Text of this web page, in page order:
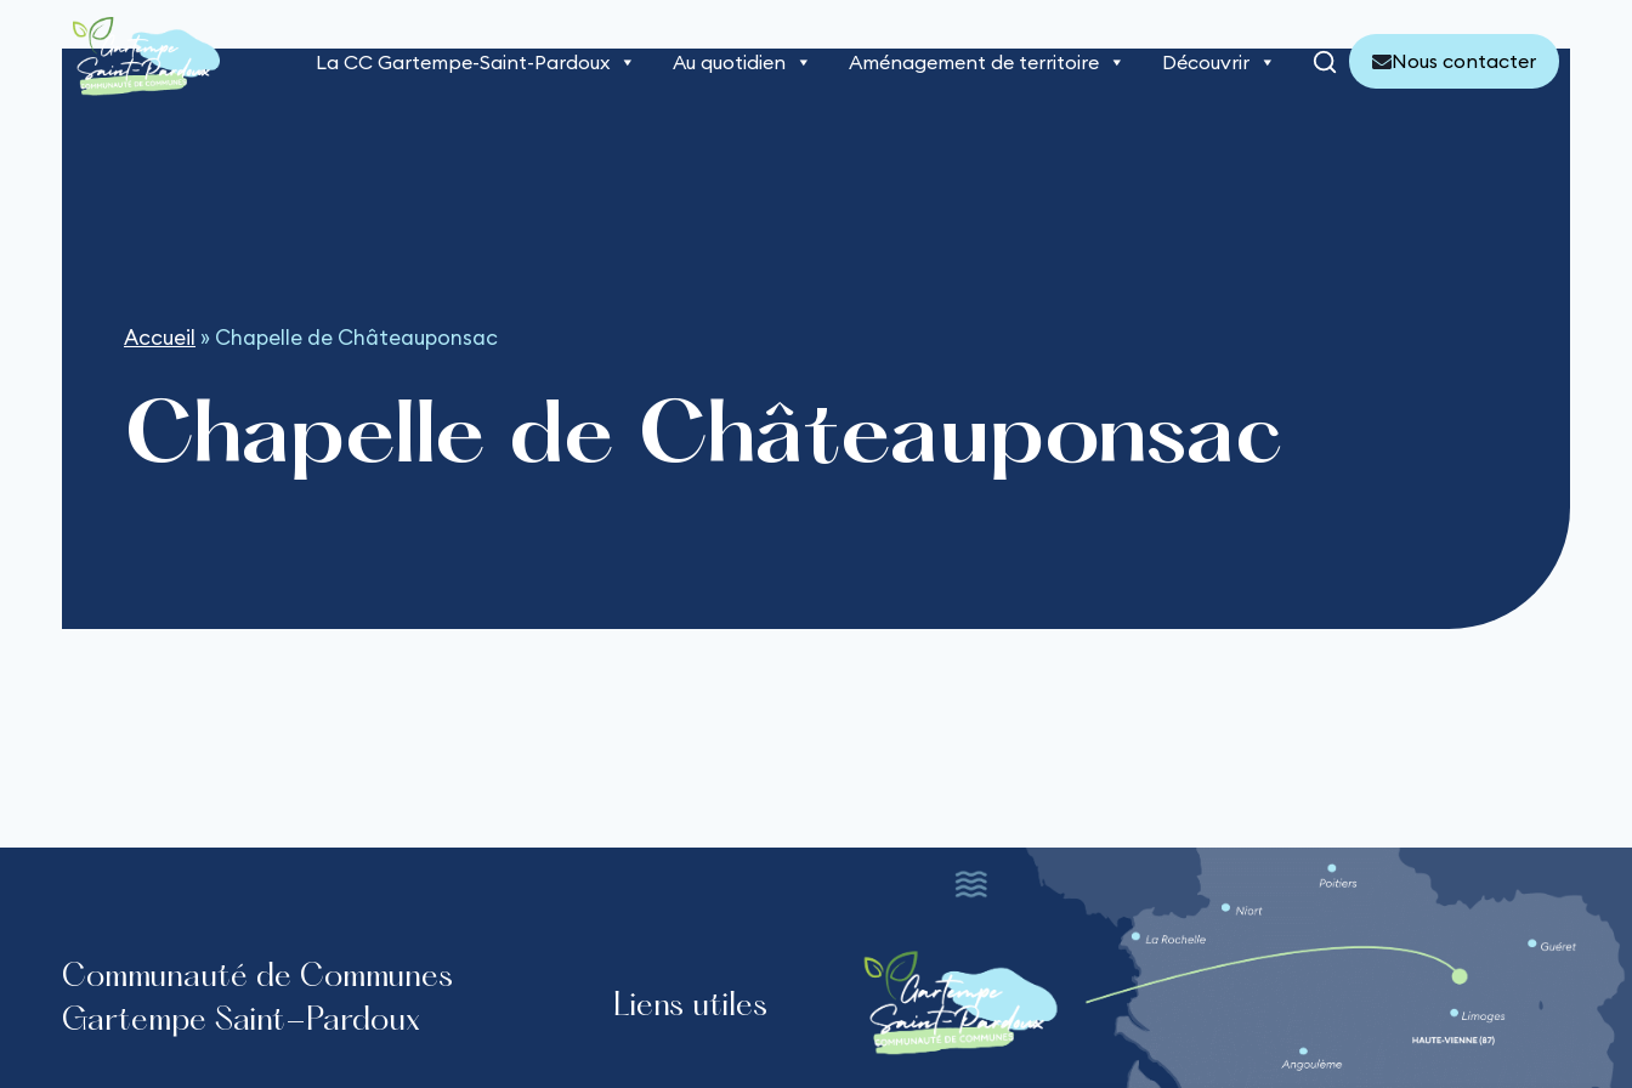
contenu
La CC Gartempe-Saint-Pardoux Au quotidien Aménagement de territoire Découvrir Nous contacter
Accueil » Chapelle de Châteauponsac
Chapelle de Châteauponsac
Communauté de Communes
Gartempe Saint-Pardoux
Liens utiles